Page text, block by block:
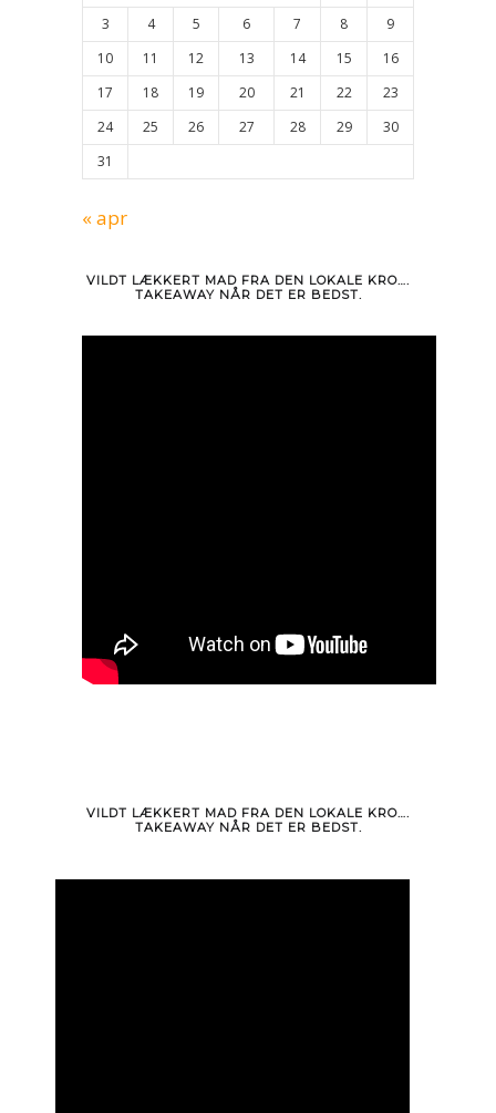
3
4 5 6 7 8
9
10
11 12 13 14 15
16
17
18 19 20 21 22
23
24
25 26 27 28 29
30
31
« apr
VILDT LÆKKERT MAD FRA DEN LOKALE KRO….
TAKEAWAY NÅR DET ER BEDST.
VILDT LÆKKERT MAD FRA DEN LOKALE KRO….
TAKEAWAY NÅR DET ER BEDST.